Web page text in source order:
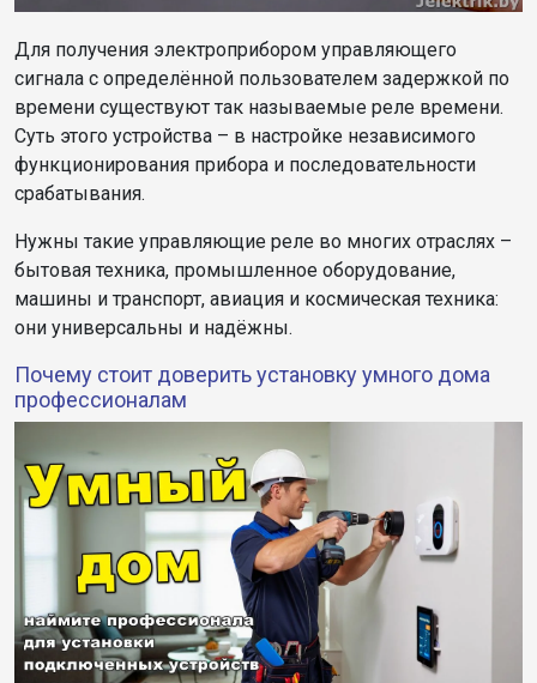
Для получения электроприбором управляющего
сигнала с определённой пользователем задержкой по
времени существуют так называемые реле времени.
Суть этого устройства – в настройке независимого
функционирования прибора и последовательности
срабатывания.
Нужны такие управляющие реле во многих отраслях –
бытовая техника, промышленное оборудование,
машины и транспорт, авиация и космическая техника:
они универсальны и надёжны.
Почему стоит доверить установку умного дома
профессионалам